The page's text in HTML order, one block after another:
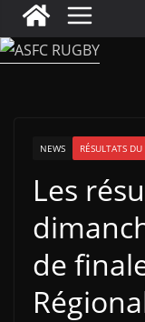
NEWS RÉSULTATS
Les
de